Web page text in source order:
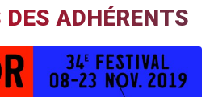
ADHÉRENTS